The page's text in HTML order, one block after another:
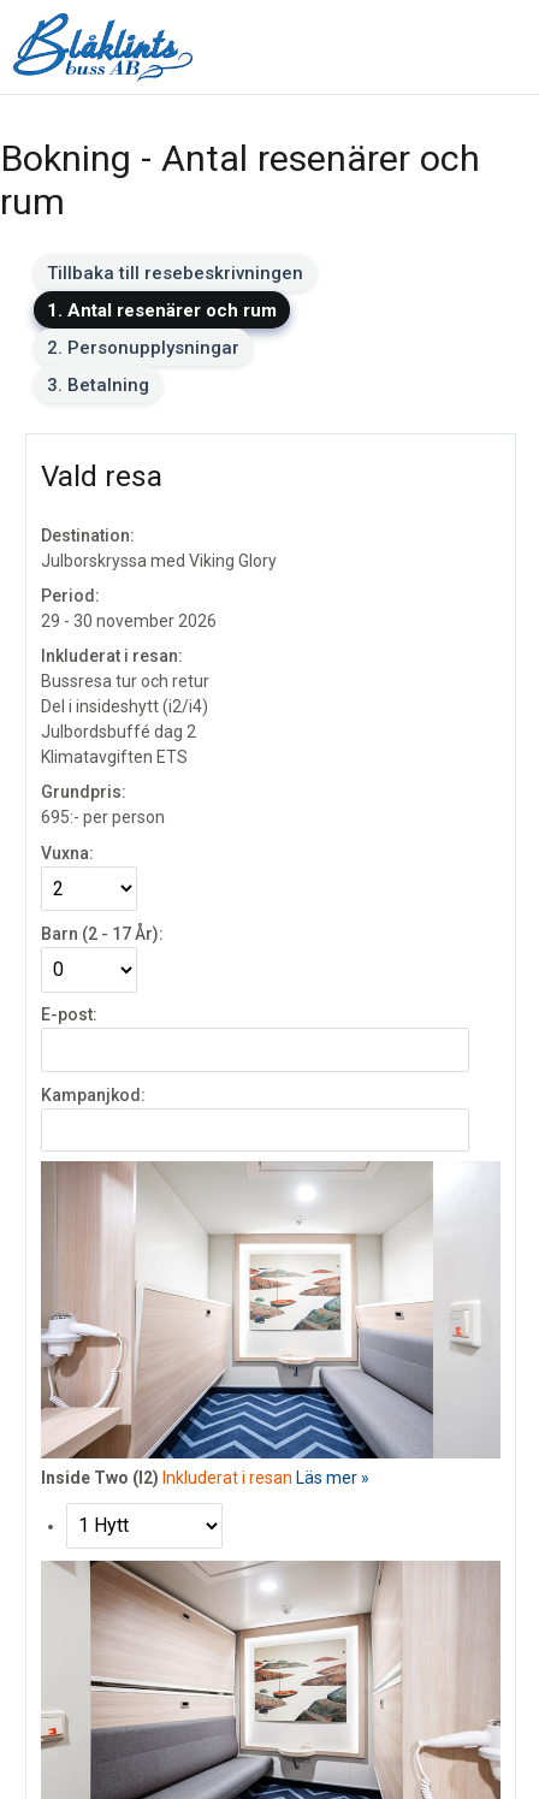
Bokning - Antal resenärer och
rum
Tillbaka till resebeskrivningen
1. Antal resenärer och rum
2. Personupplysningar
3. Betalning
Vald resa
Destination:
Julborskryssa med Viking Glory
Period:
29 - 30 november 2026
Inkluderat i resan:
Bussresa tur och retur
Del i insideshytt (i2/i4)
Julbordsbuffé dag 2
Klimatavgiften ETS
Grundpris:
695:- per person
Vuxna:
Barn (2 - 17 År):
E-post:
Kampanjkod:
Inside Two (I2) Inkluderat i resan Läs mer »